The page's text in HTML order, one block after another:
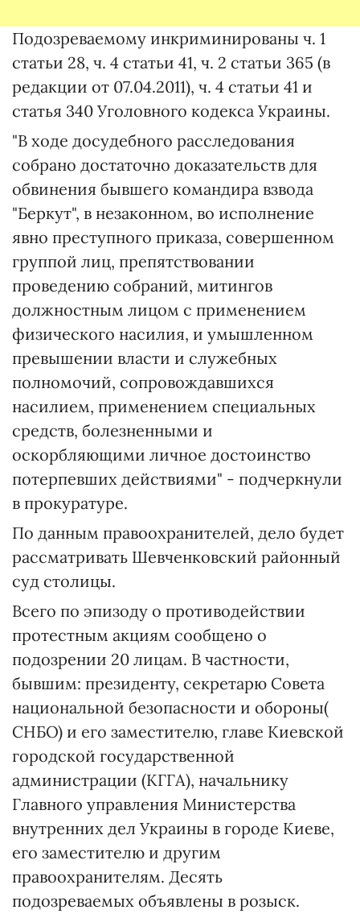
Подозреваемому инкриминированы ч. 1
статьи 28, ч. 4 статьи 41, ч. 2 статьи 365 (в
редакции от 07.04.2011), ч. 4 статьи 41 и
статья 340 Уголовного кодекса Украины.
"В ходе досудебного расследования
собрано достаточно доказательств для
обвинения бывшего командира взвода
"Беркут", в незаконном, во исполнение
явно преступного приказа, совершенном
группой лиц, препятствовании
проведению собраний, митингов
должностным лицом с применением
физического насилия, и умышленном
превышении власти и служебных
полномочий, сопровождавшихся
насилием, применением специальных
средств, болезненными и
оскорбляющими личное достоинство
потерпевших действиями" - подчеркнули
в прокуратуре.
По данным правоохранителей, дело будет
рассматривать Шевченковский районный
суд столицы.
Всего по эпизоду о противодействии
протестным акциям сообщено о
подозрении 20 лицам. В частности,
бывшим: президенту, секретарю Совета
национальной безопасности и обороны(
СНБО) и его заместителю, главе Киевской
городской государственной
администрации (КГГА), начальнику
Главного управления Министерства
внутренних дел Украины в городе Киеве,
его заместителю и другим
правоохранителям. Десять
подозреваемых объявлены в розыск.